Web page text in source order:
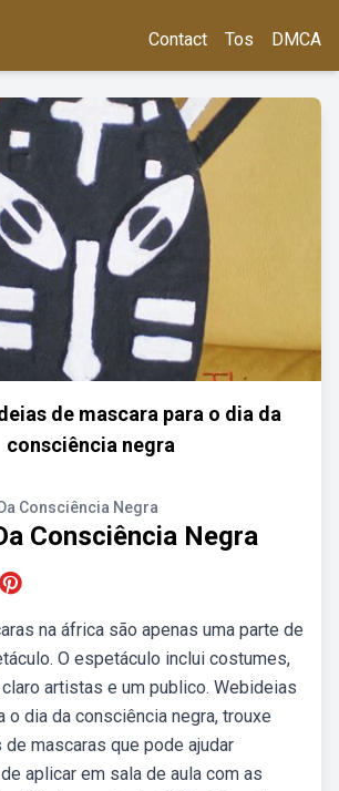
Contact Tos DMCA
de mascara para o dia da
consciência negra
Consciência Negra
Consciência Negra
na áfrica são apenas uma parte de
O espetáculo inclui costumes,
artistas e um publico. Webideias
o dia da consciência negra, trouxe
mascaras que pode ajudar
aplicar em sala de aula com as